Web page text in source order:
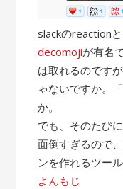
slackのreaction
decomojiが有名
は取れるのです
ゃないですか。
か。
でも、そのたび
面倒すぎるので
ンを作れるツー
よんもじ